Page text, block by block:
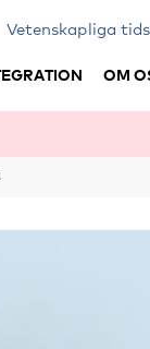
Vetenskapliga
OM